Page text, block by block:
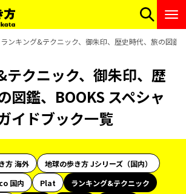
ランキング&テクニック、御朱印、歴史時代、旅の図鑑
テクニック、御朱印、歴
図鑑、BOOKS スペシャ
イドブック一覧
方 海外
地球の歩き方 Jシリーズ（国内）
国内 Plat
ランキング&テクニック